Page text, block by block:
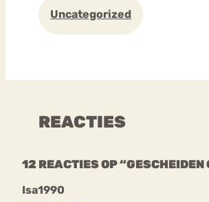
Uncategorized
REACTIES
12 REACTIES OP “GESCHEIDEN
Isa1990